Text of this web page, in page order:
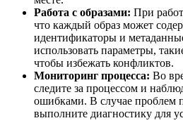
Работа с образами: При
что каждый образ может
идентификаторы и
использовать параметры,
чтобы избежать конфликтов.
Мониторинг процесса: Во
следите за процессом и
ошибками. В случае проблем
выполните диагностику для